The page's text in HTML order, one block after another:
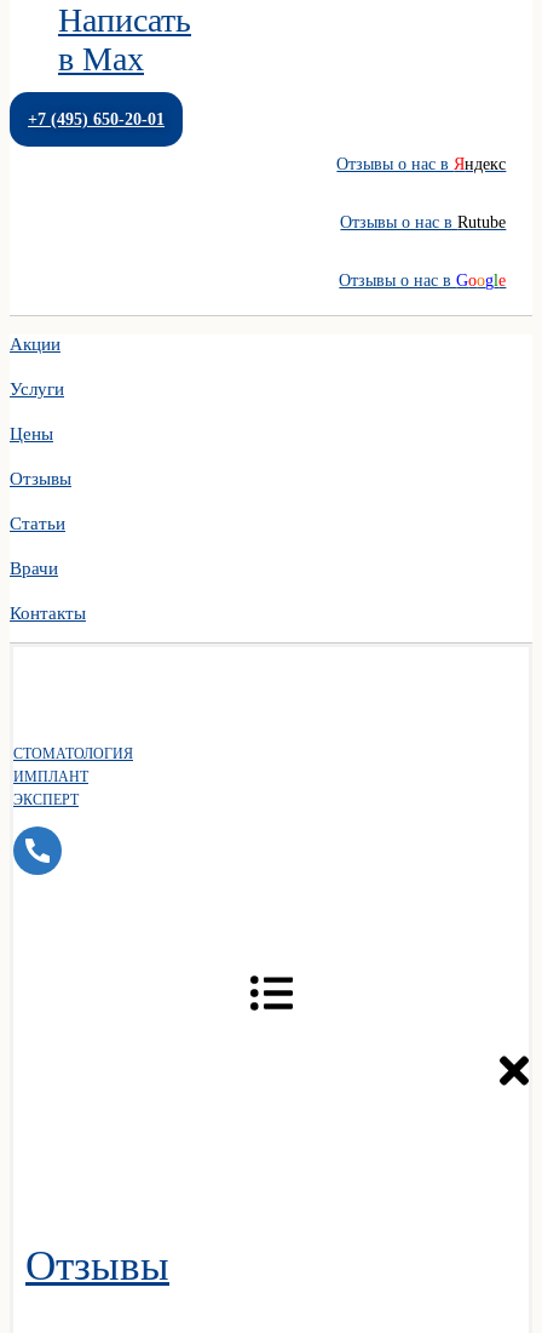
Написать
в Max
+7 (495) 650-20-01
Отзывы о нас вЯндекс
Отзывы о нас вRutube
Отзывы о нас вGoogle
Акции
Услуги
Цены
Отзывы
Статьи
Врачи
Контакты
СТОМАТОЛОГИЯ
ИМПЛАНТ
ЭКСПЕРТ
Отзывы